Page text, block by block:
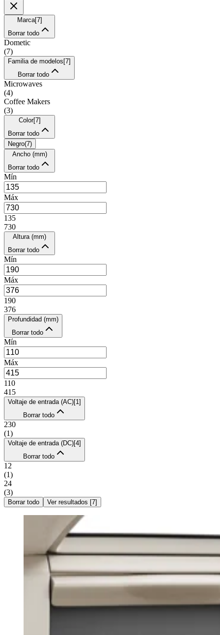
Marca[7]
Borrar todo
Dometic
(7)
Familia de modelos [7]
Borrar todo
Microwaves
(4)
Coffee Makers
(3)
Color[7]
Borrar todo
Negro(7)
Ancho (mm)
Borrar todo
Mín
Máx
135
730
Altura (mm)
Borrar todo
Mín
Máx
190
376
Profundidad (mm)
Borrar todo
Mín
Máx
110
415
Voltaje de entrada (AC)[1 ]
Borrar todo
230
(1)
Voltaje de entrada (DC)[4]
Borrar todo
12
(1)
24
(3)
Borrar todo Ver resultados [7]